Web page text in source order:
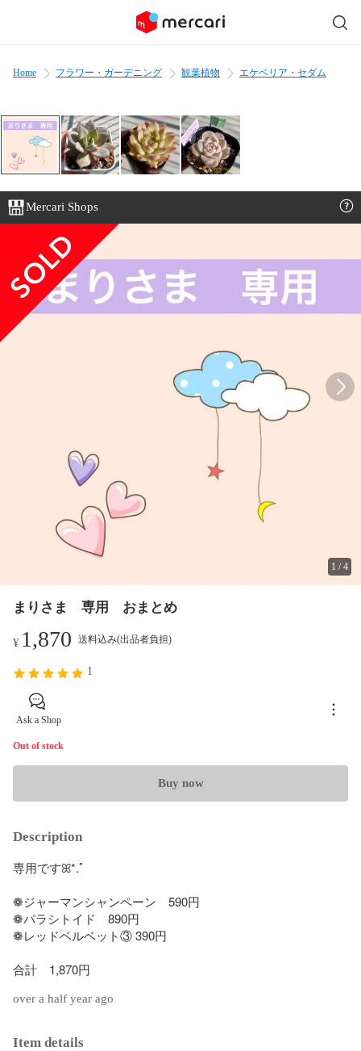
Home フラワー・ガーデニング 観葉植物 エケベリア・セダム
Mercari Shops
1 /4
まりさま 専用 おまとめ
¥ 1,870 送料込み(出品者負担)
1
Ask a Shop
Out of stock
Buy now
Description
専用ですꕤ*.ﾟ
❁ジャーマンシャンペーン　590円
❁パラシトイド　890円
❁レッドベルベット③ 390円
合計　1,870円
over a half year ago
Item details